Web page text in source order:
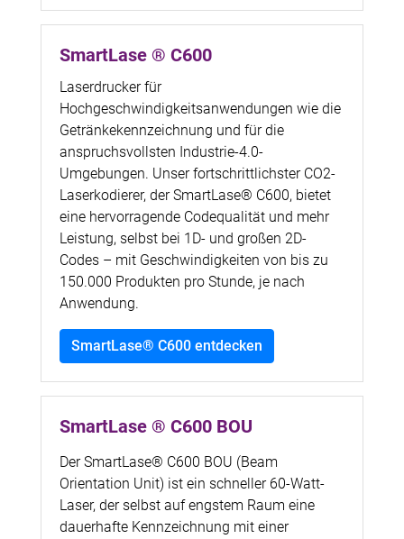
SmartLase ® C600
Laserdrucker für
Hochgeschwindigkeitsanwendungen wie die
Getränkekennzeichnung und für die
anspruchsvollsten Industrie-4.0-
Umgebungen. Unser fortschrittlichster CO2-
Laserkodierer, der SmartLase® C600, bietet
eine hervorragende Codequalität und mehr
Leistung, selbst bei 1D- und großen 2D-
Codes – mit Geschwindigkeiten von bis zu
150.000 Produkten pro Stunde, je nach
Anwendung.
SmartLase® C600 entdecken
SmartLase ® C600 BOU
Der SmartLase® C600 BOU (Beam
Orientation Unit) ist ein schneller 60-Watt-
Laser, der selbst auf engstem Raum eine
dauerhafte Kennzeichnung mit einer